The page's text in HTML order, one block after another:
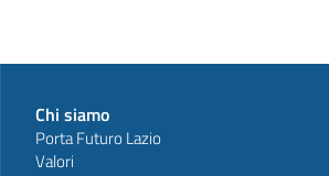
Chi siamo
Porta Futuro Lazio
Valori